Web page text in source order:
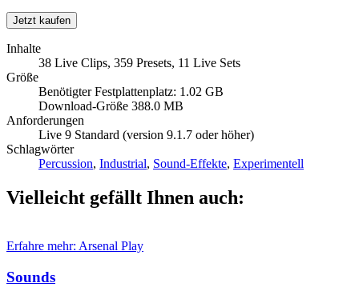
Inhalte
38 Live Clips, 359 Presets, 11 Live Sets
Größe
Benötigter Festplattenplatz: 1.02 GB
Download-Größe 388.0 MB
Anforderungen
Live 9 Standard (version 9.1.7 oder höher)
Schlagwörter
Percussion, Industrial, Sound-Effekte, Experimentell
Vielleicht gefällt Ihnen auch:
Erfahre mehr: Arsenal Play
Sounds